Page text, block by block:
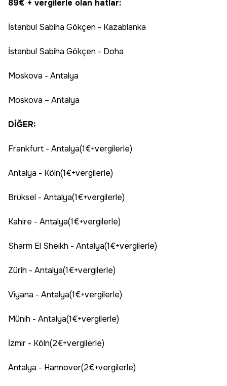
89€ + vergilerle olan hatlar:
İstanbul Sabiha Gökçen - Kazablanka
İstanbul Sabiha Gökçen - Doha
Moskova - Antalya
Moskova – Antalya
DİĞER:
Frankfurt - Antalya(1€+vergilerle)
Antalya - Köln(1€+vergilerle)
Brüksel - Antalya(1€+vergilerle)
Kahire - Antalya(1€+vergilerle)
Sharm El Sheikh - Antalya(1€+vergilerle)
Zürih - Antalya(1€+vergilerle)
Viyana - Antalya(1€+vergilerle)
Münih - Antalya(1€+vergilerle)
İzmir - Köln(2€+vergilerle)
Antalya - Hannover(2€+vergilerle)